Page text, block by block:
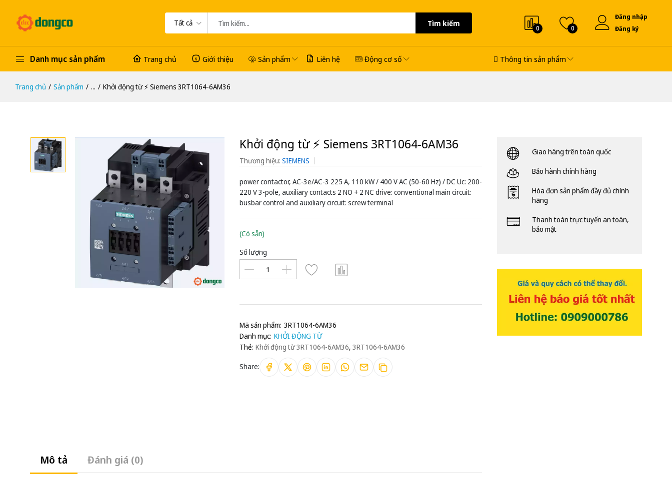
Tất cả Tìm kiếm
0 0
Đăng nhập
Đăng ký
Danh mục sản phẩm Trang chủ Giới thiệu Sản phẩm Liên hệ Động cơ số Thông tin sản phẩm
Trang chủ Sản phẩm ... Khởi động từ ⚡️ Siemens 3RT1064-6AM36
Khởi động từ ⚡️ Siemens 3RT1064-6AM36
Thương hiệu: SIEMENS
power contactor, AC-3e/AC-3 225 A, 110 kW / 400 V AC (50-60 Hz) / DC Uc: 200-
220 V 3-pole, auxiliary contacts 2 NO + 2 NC drive: conventional main circuit:
busbar control and auxiliary circuit: screw terminal
(Có sẵn)
Số lượng
Mã sản phẩm: 3RT1064-6AM36
Danh mục: KHỞI ĐỘNG TỪ
Thẻ: Khởi động từ 3RT1064-6AM36, 3RT1064-6AM36
Share:
Mô tả Đánh giá (0)
Giao hàng trên toàn quốc
Bảo hành chính hàng
Hóa đơn sản phẩm đầy đủ chính
hãng
Thanh toán trực tuyến an toàn,
bảo mật